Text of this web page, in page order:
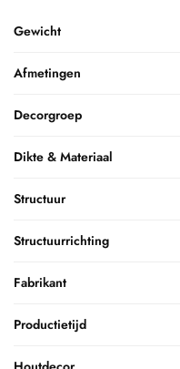
Gewicht
Afmetingen
Decorgroep
Dikte & Materiaal
Structuur
Structuurrichting
Fabrikant
Productietijd